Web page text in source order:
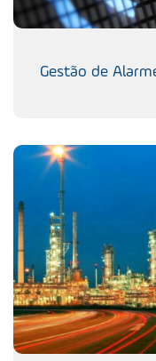
Gestão de